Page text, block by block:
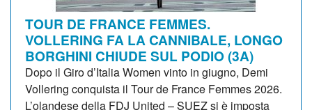
TOUR DE FRANCE FEMMES.
VOLLERING FA LA CANNIBALE, LONGO
BORGHINI CHIUDE SUL PODIO (3A)
Dopo il Giro d’Italia Women vinto in giugno, Demi
Vollering conquista il Tour de France Femmes 2026.
L’olandese della FDJ United – SUEZ si è imposta